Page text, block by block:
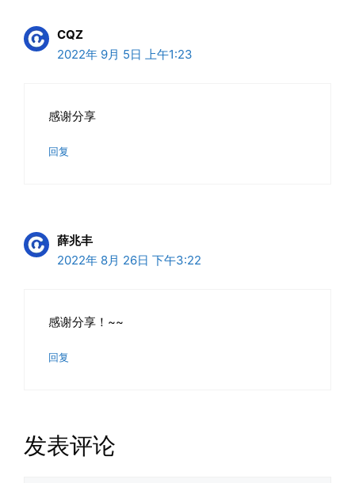
CQZ
2022年 9月 5日 上午1:23
感谢分享
回复
薛兆丰
2022年 8月 26日 下午3:22
感谢分享！~~
回复
发表评论